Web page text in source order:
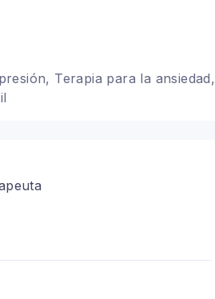
Terapia para la ansiedad,